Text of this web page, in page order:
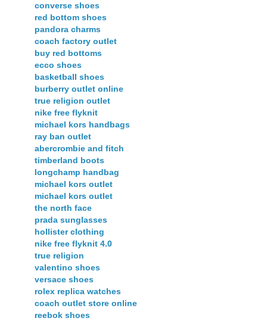
converse shoes
red bottom shoes
pandora charms
coach factory outlet
buy red bottoms
ecco shoes
basketball shoes
burberry outlet online
true religion outlet
nike free flyknit
michael kors handbags
ray ban outlet
abercrombie and fitch
timberland boots
longchamp handbag
michael kors outlet
michael kors outlet
the north face
prada sunglasses
hollister clothing
nike free flyknit 4.0
true religion
valentino shoes
versace shoes
rolex replica watches
coach outlet store online
reebok shoes